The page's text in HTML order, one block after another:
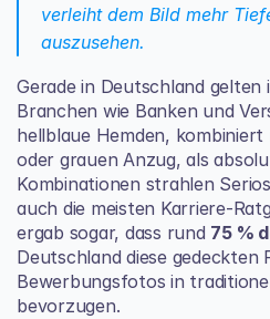
verleiht dem Bild mehr
auszusehen.
Gerade in Deutschland gelten
Branchen wie Banken und
hellblaue Hemden,
oder grauen Anzug, als
Kombinationen strahlen
auch die meisten Karriere-
ergab sogar, dass rund 75 %
Deutschland diese gedeckten
Bewerbungsfotos in
bevorzugen.